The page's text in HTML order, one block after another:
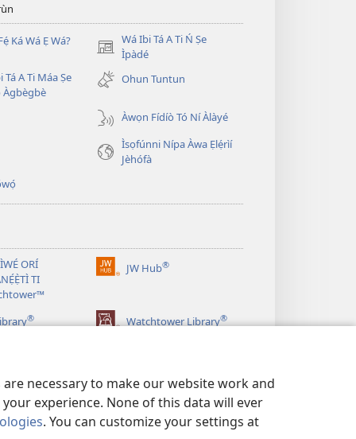
necessary to make our website work and
experience. None of this data will ever
. You can customize your settings at
Ká Wá Ẹ Wá?
Wá Ibi Tá A Ti Ń Ṣe
Ìpàdé
(opens
new
window)
Tá A Ti Máa Ṣe
Àgbègbè
Ohun Tuntun
Àwọn Fídíò Tó Ní Àlàyé
Ìsọfúnni Nípa Àwa Ẹlẹ́rìí
Jèhófà
ORÍ
TI
JW Hub®
(opens
® Watchtower Library®